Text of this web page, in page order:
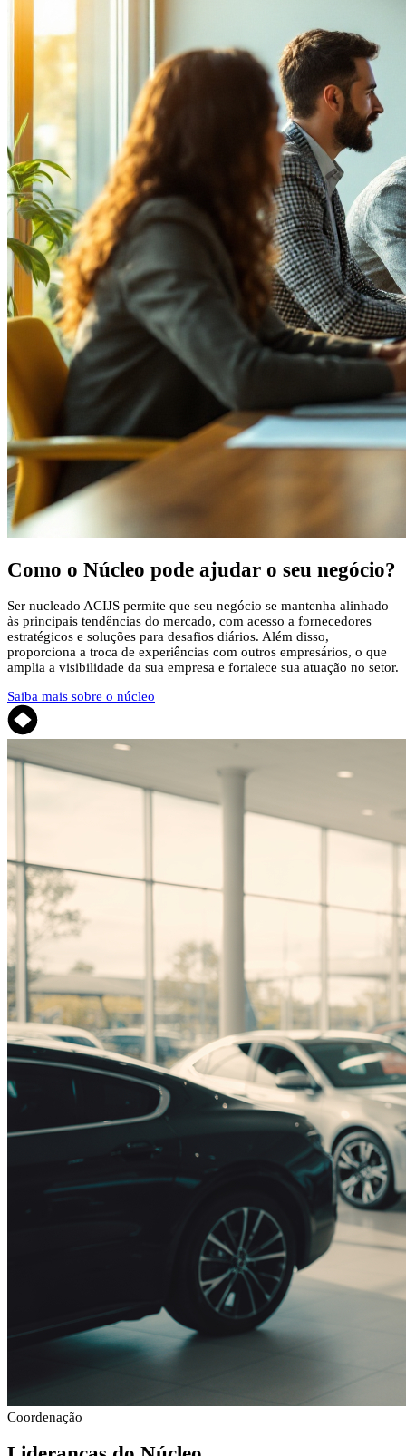
Como o Núcleo pode ajudar o seu negócio?
Ser nucleado ACIJS permite que seu negócio se mantenha alinhado
às principais tendências do mercado, com acesso a fornecedores
estratégicos e soluções para desafios diários. Além disso,
proporciona a troca de experiências com outros empresários, o que
amplia a visibilidade da sua empresa e fortalece sua atuação no setor.
Saiba mais sobre o núcleo
Coordenação